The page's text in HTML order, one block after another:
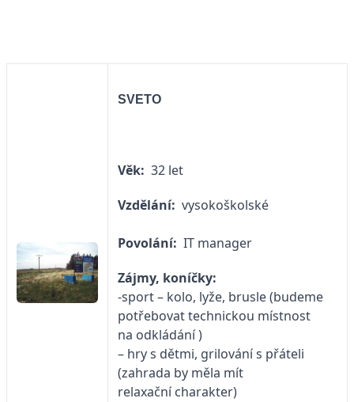
SVETO
Věk: 32 let
Vzdělání: vysokoškolské
Povolání: IT manager
Zájmy, koníčky:
-sport – kolo, lyže, brusle (budeme
potřebovat technickou místnost
na odkládání )
– hry s dětmi, grilování s přáteli
(zahrada by měla mít
relaxační charakter)